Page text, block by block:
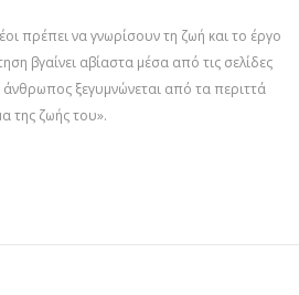
πρέπει να γνωρίσουν τη ζωή και το έργο
βγαίνει αβίαστα μέσα από τις σελίδες
ξεγυμνώνεται από τα περιττά
της ζωής του».